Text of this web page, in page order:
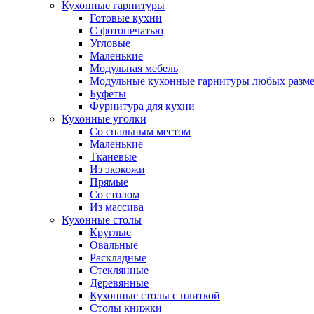
Кухонные гарнитуры
Готовые кухни
С фотопечатью
Угловые
Маленькие
Модульная мебель
Модульные кухонные гарнитуры любых
Буфеты
Фурнитура для кухни
Кухонные уголки
Со спальным местом
Маленькие
Тканевые
Из экокожи
Прямые
Со столом
Из массива
Кухонные столы
Круглые
Овальные
Раскладные
Стеклянные
Деревянные
Кухонные столы с плиткой
Столы книжки